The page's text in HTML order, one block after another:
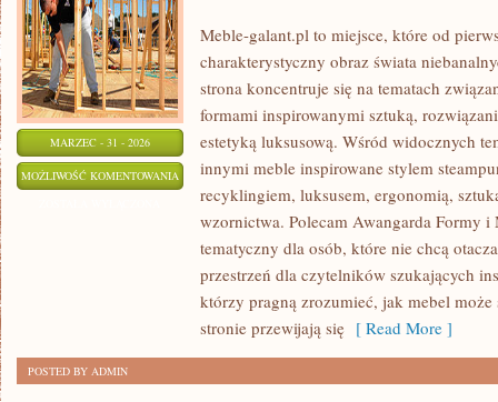
MARZEC - 31 - 2026
MOŻLIWOŚĆ KOMENTOWANIA DESIGNERSKIE
SPEKTAKLE
Meble-galant.pl to miejsce, które od
charakterystyczny obraz świata
strona koncentruje się na tematach
formami inspirowanymi sztuką,
estetyką luksusową. Wśród widocznych
innymi meble inspirowane stylem
recyklingiem, luksusem, ergonomią,
wzornictwa. Polecam Awangarda Formy i
tematyczny dla osób, które nie chcą
przestrzeń dla czytelników szukających
którzy pragną zrozumieć, jak mebel może
stronie przewijają się [ Read More ]
POSTED BY ADMIN